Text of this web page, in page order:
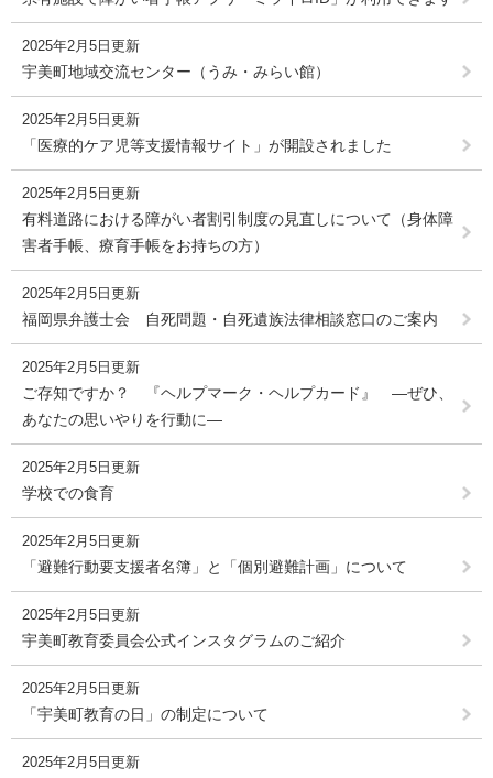
2025年2月5日更新
宇美町地域交流センター（うみ・みらい館）
2025年2月5日更新
「医療的ケア児等支援情報サイト」が開設されました
2025年2月5日更新
有料道路における障がい者割引制度の見直しについて（身体障
害者手帳、療育手帳をお持ちの方）
2025年2月5日更新
福岡県弁護士会 自死問題・自死遺族法律相談窓口のご案内
2025年2月5日更新
ご存知ですか？ 『ヘルプマーク・ヘルプカード』 ―ぜひ、
あなたの思いやりを行動に―
2025年2月5日更新
学校での食育
2025年2月5日更新
「避難行動要支援者名簿」と「個別避難計画」について
2025年2月5日更新
宇美町教育委員会公式インスタグラムのご紹介
2025年2月5日更新
「宇美町教育の日」の制定について
2025年2月5日更新